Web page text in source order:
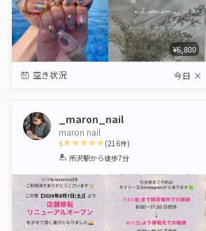
¥6,800
空き状況 今日 ×
_maron_nail
maron nail
5
1 2 3 4 5
(216件)
所沢駅から徒歩7分